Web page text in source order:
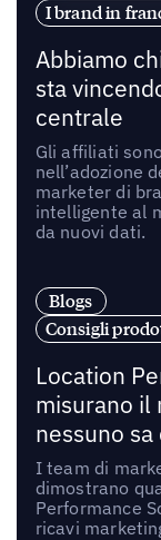
I brand in
Abbiamo
sta
centrale
Gli affiliati
nell’adozione
marketer di
intelligente al
da nuovi dati.
Blogs
Consigli
Location
misurano il
nessuno
I team di
dimostrano
Performance
ricavi